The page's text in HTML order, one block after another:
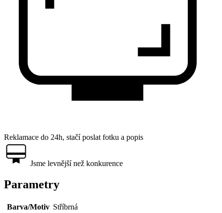
Reklamace do 24h, stačí poslat fotku a popis
Jsme levnější než konkurence
Parametry
Barva/Motiv Stříbrná